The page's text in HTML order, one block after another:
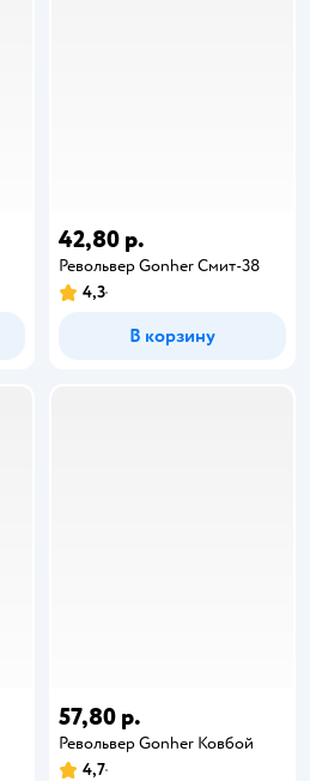
42,80 р.
Револьвер Gonher Смит-38
4,3
В корзину
57,80 р.
Револьвер Gonher Ковбой
4,7